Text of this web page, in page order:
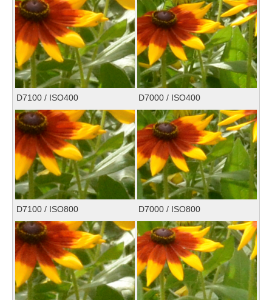
D7100 / ISO400 D7000 / ISO400
D7100 / ISO800 D7000 / ISO800